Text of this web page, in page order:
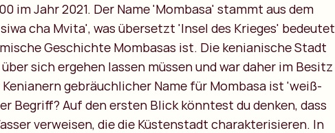
im Jahr 2021. Der Name 'Mombasa' stammt aus dem
cha Mvita', was übersetzt 'Insel des Krieges' bedeutet
Geschichte Mombasas ist. Die kenianische Stadt
sich ergehen lassen müssen und war daher im Besitz
gebräuchlicher Name für Mombasa ist 'weiß-
Begriff? Auf den ersten Blick könntest du denken, dass
verweisen, die die Küstenstadt charakterisieren. In